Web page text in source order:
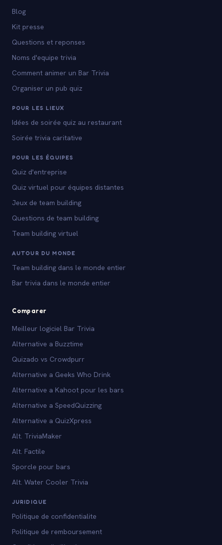
Blog
Kit presse
Questions et reponses
Noms d'equipe trivia
Comment animer un Bar Trivia
Organiser un pub quiz
POUR LES LIEUX
Idées de soirée quiz au restaurant
Soirée trivia caritative
POUR LES ÉQUIPES
Quiz d'entreprise
Quiz virtuel pour équipes distantes
Jeux de team building
Questions de team building
Team building virtuel
AUTOUR DU MONDE
Team building dans le monde entier
Bar trivia dans le monde entier
Comparer
Meilleur logiciel Bar Trivia
Alternative a Buzztime
Quizado vs Crowdpurr
Alternative a Geeks Who Drink
Alternative a Kahoot pour les bars
Alternative a SpeedQuizzing
Alternative a QuizXpress
Alt. TriviaMaker
Alt. Factile
Sporcle pour bars
Alt. Water Cooler Trivia
JURIDIQUE
Politique de confidentialite
Politique de remboursement